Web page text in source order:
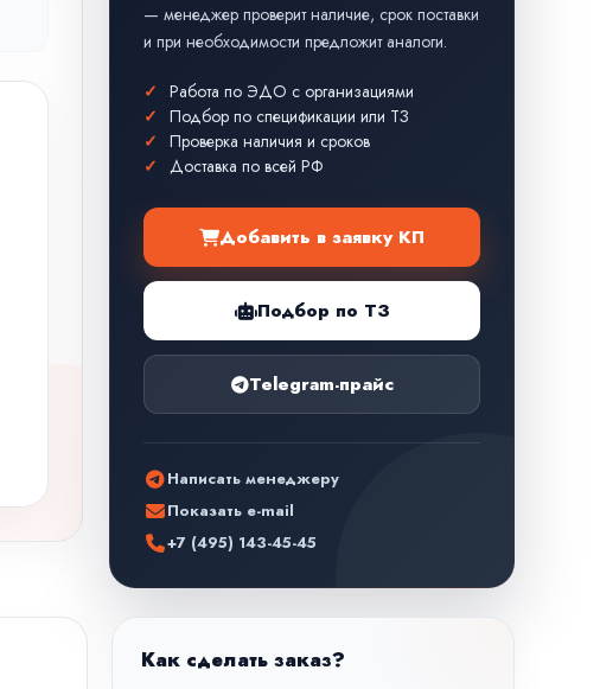
— менеджер проверит наличие, срок поставки
и при необходимости предложит аналоги.
Работа по ЭДО с организациями
Подбор по спецификации или ТЗ
Проверка наличия и сроков
Доставка по всей РФ
Добавить в заявку КП
Подбор по ТЗ
Telegram-прайс
Написать менеджеру
Показать e-mail
+7 (495) 143-45-45
Как сделать заказ?